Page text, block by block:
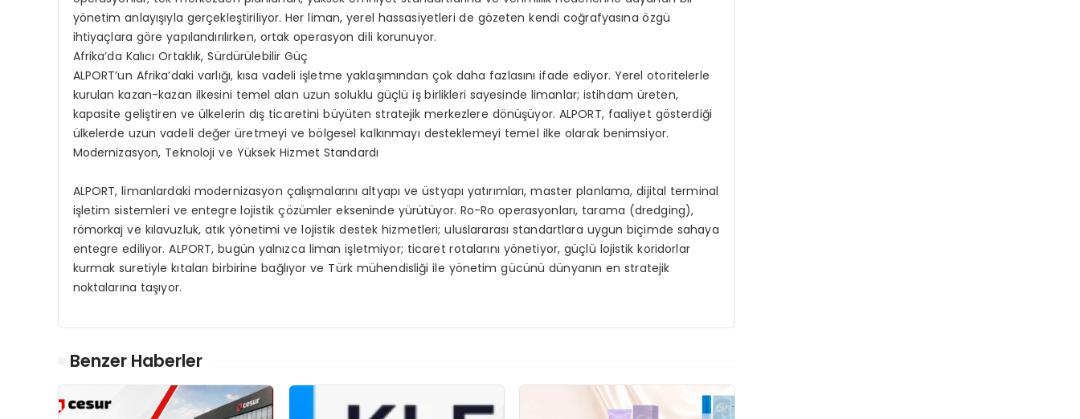
yönetim anlayışıyla gerçekleştiriliyor. Her liman, yerel hassasiyetleri de gözeten kendi coğrafyasına özgü
ihtiyaçlara göre yapılandırılırken, ortak operasyon dili korunuyor.
Afrika’da Kalıcı Ortaklık, Sürdürülebilir Güç
ALPORT’un Afrika’daki varlığı, kısa vadeli işletme yaklaşımından çok daha fazlasını ifade ediyor. Yerel otoritelerle
kurulan kazan-kazan ilkesini temel alan uzun soluklu güçlü iş birlikleri sayesinde limanlar; istihdam üreten,
kapasite geliştiren ve ülkelerin dış ticaretini büyüten stratejik merkezlere dönüşüyor. ALPORT, faaliyet gösterdiği
ülkelerde uzun vadeli değer üretmeyi ve bölgesel kalkınmayı desteklemeyi temel ilke olarak benimsiyor.
Modernizasyon, Teknoloji ve Yüksek Hizmet Standardı
ALPORT, limanlardaki modernizasyon çalışmalarını altyapı ve üstyapı yatırımları, master planlama, dijital terminal
işletim sistemleri ve entegre lojistik çözümler ekseninde yürütüyor. Ro-Ro operasyonları, tarama (dredging),
römorkaj ve kılavuzluk, atık yönetimi ve lojistik destek hizmetleri; uluslararası standartlara uygun biçimde sahaya
entegre ediliyor. ALPORT, bugün yalnızca liman işletmiyor; ticaret rotalarını yönetiyor, güçlü lojistik koridorlar
kurmak suretiyle kıtaları birbirine bağlıyor ve Türk mühendisliği ile yönetim gücünü dünyanın en stratejik
noktalarına taşıyor.
Benzer Haberler